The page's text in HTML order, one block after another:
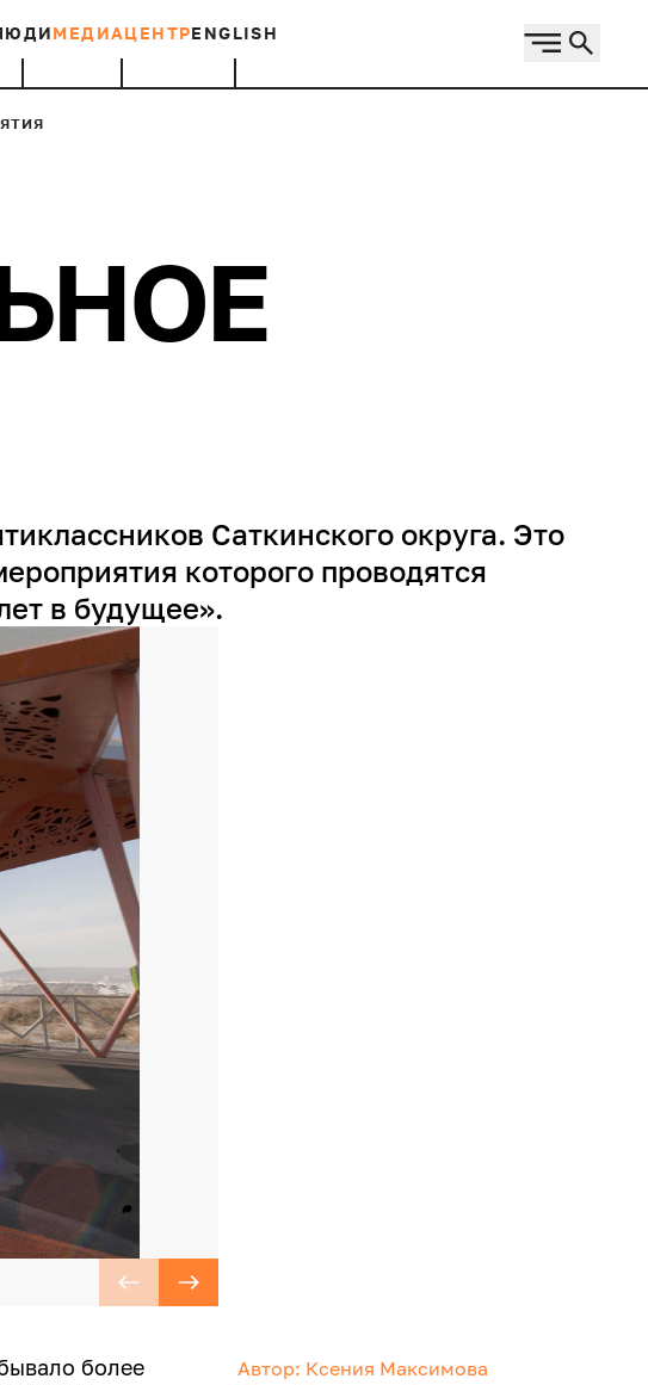
МЕДИАЦЕНТРENGLISH
Саткинского округа. Это
которого проводятся
в будущее».
более
Автор: Ксения Максимова